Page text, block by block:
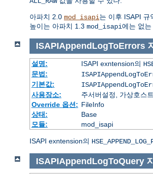
아파치 2.0 mod_isapi는 이후 ISAPI
높이는 아파치 1.3 mod_isapi에는 없는
ISAPIAppendLogToErrors
설명: ISAPI exntension의
문법:
기본값:
사용장소:
주서버설정, 가상호스
Override 옵션: FileInfo
상태:
Base
모듈:
mod_isapi
ISAPI exntension의
ISAPIAppendLogToQuery